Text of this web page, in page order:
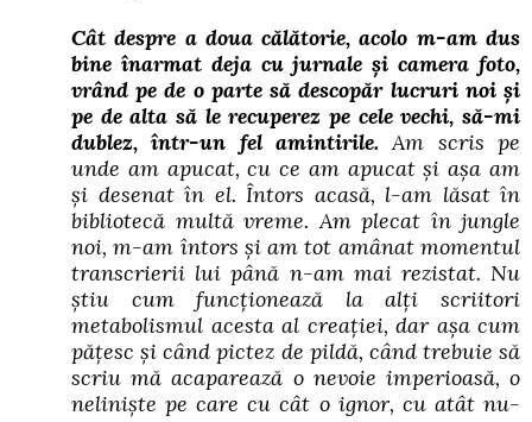
Cât despre a doua călătorie, acolo m-am dus
bine înarmat deja cu jurnale și camera foto,
vrând pe de o parte să descopăr lucruri noi și
pe de alta să le recuperez pe cele vechi, să-mi
dublez, într-un fel amintirile. Am scris pe
unde am apucat, cu ce am apucat și așa am
și desenat în el. Întors acasă, l-am lăsat în
bibliotecă multă vreme. Am plecat în jungle
noi, m-am întors și am tot amânat momentul
transcrierii lui până n-am mai rezistat. Nu
știu cum funcționează la alți scriitori
metabolismul acesta al creației, dar așa cum
pățesc și când pictez de pildă, când trebuie să
scriu mă acaparează o nevoie imperioasă, o
neliniște pe care cu cât o ignor, cu atât nu-